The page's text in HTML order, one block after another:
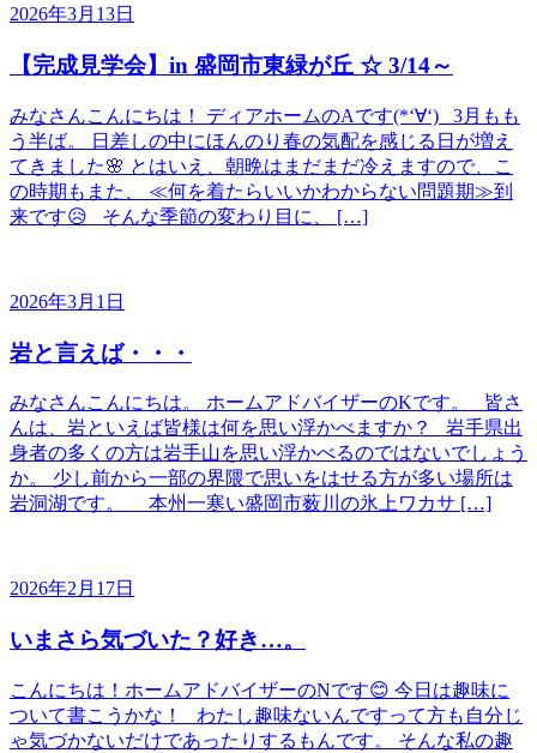
2026年3月13日
【完成見学会】in 盛岡市東緑が丘 ☆ 3/14～
みなさんこんにちは！ ディアホームのAです(*‘∀‘) 3月もも
う半ば。 日差しの中にほんのり春の気配を感じる日が増え
てきました🌸 とはいえ、朝晩はまだまだ冷えますので、こ
の時期もまた、 ≪何を着たらいいかわからない問題期≫到
来です😥 そんな季節の変わり目に、 […]
2026年3月1日
岩と言えば・・・
みなさんこんにちは。 ホームアドバイザーのKです。 皆さ
んは、岩といえば皆様は何を思い浮かべますか？ 岩手県出
身者の多くの方は岩手山を思い浮かべるのではないでしょう
か。 少し前から一部の界隈で思いをはせる方が多い場所は
岩洞湖です。 本州一寒い盛岡市薮川の氷上ワカサ […]
2026年2月17日
いまさら気づいた？好き…。
こんにちは！ホームアドバイザーのNです😊 今日は趣味に
ついて書こうかな！ わたし趣味ないんですって方も自分じ
ゃ気づかないだけであったりするもんです。 そんな私の趣